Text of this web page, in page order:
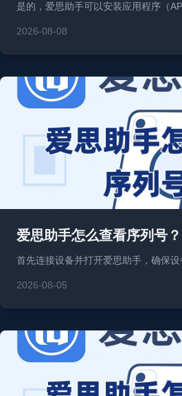
是的，爱思助手可以安装应用程序（
2026-08-08
爱思助手怎么查看序列号？
首先连接设备并打开爱思助手，确保设
2026-08-05